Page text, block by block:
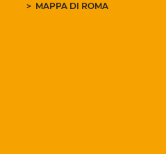
MAPPA DI ROMA